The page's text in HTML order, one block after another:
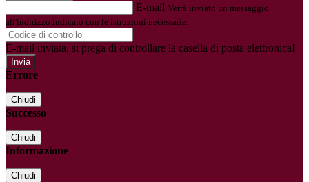
E-mail Verrà inviato un messaggio
all'indirizzo indicato con le istruzioni necessarie.
E-mail inviata, si prega di controllare la casella di posta elettronica!
Errore
Chiudi
Successo
Chiudi
Informazione
Chiudi